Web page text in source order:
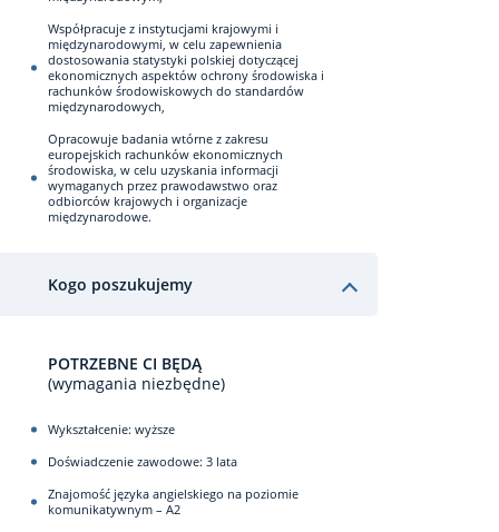
Współpracuje z instytucjami krajowymi i
międzynarodowymi, w celu zapewnienia
dostosowania statystyki polskiej dotyczącej
ekonomicznych aspektów ochrony środowiska i
rachunków środowiskowych do standardów
międzynarodowych,
Opracowuje badania wtórne z zakresu
europejskich rachunków ekonomicznych
środowiska, w celu uzyskania informacji
wymaganych przez prawodawstwo oraz
odbiorców krajowych i organizacje
międzynarodowe.
Kogo poszukujemy
POTRZEBNE CI BĘDĄ
(wymagania niezbędne)
Wykształcenie: wyższe
Doświadczenie zawodowe: 3 lata
Znajomość języka angielskiego na poziomie
komunikatywnym – A2